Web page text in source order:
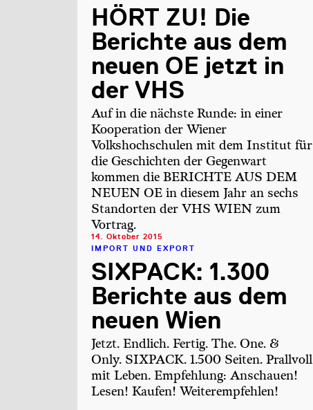
HÖRT ZU! Die
Berichte aus dem
neuen OE jetzt in
der VHS
Auf in die nächste Runde: in einer
Kooperation der Wiener
Volkshochschulen mit dem Institut für
die Geschichten der Gegenwart
kommen die BERICHTE AUS DEM
NEUEN OE in diesem Jahr an sechs
Standorten der VHS WIEN zum
Vortrag.
14. Oktober 2015
IMPORT UND EXPORT
SIXPACK: 1.300
Berichte aus dem
neuen Wien
Jetzt. Endlich. Fertig. The. One. &
Only. SIXPACK. 1.500 Seiten. Prallvoll
mit Leben. Empfehlung: Anschauen!
Lesen! Kaufen! Weiterempfehlen!